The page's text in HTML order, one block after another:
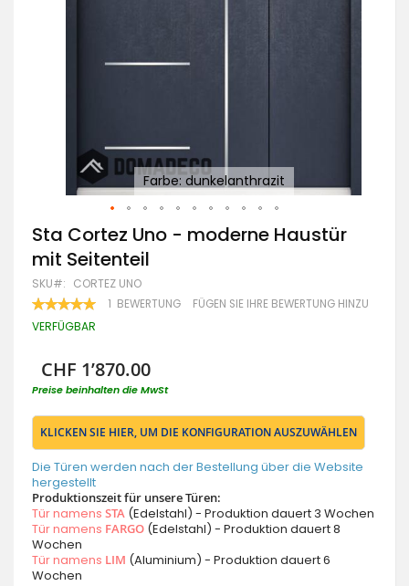
Farbe: dunkelanthrazit
Zum
Anfang
der
Bildgalerie
springen
Sta Cortez Uno - moderne Haustür
mit Seitenteil
SKU CORTEZ UNO
BEWERTUNG:
100
1 BEWERTUNG FÜGEN SIE IHRE BEWERTUNG HINZU
VERFÜGBAR
CHF 1’870.00
Preise beinhalten die MwSt
KLICKEN SIE HIER, UM DIE KONFIGURATION AUSZUWÄHLEN
Die Türen werden nach der Bestellung über die Website
hergestellt
Produktionszeit für unsere Türen:
Tür namens STA (Edelstahl) - Produktion dauert 3 Wochen
Tür namens FARGO (Edelstahl) - Produktion dauert 8
Wochen
Tür namens LIM (Aluminium) - Produktion dauert 6
Wochen